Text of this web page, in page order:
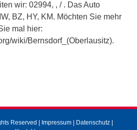
wir: 02994, , / . Das Auto
BZ, HY, KM. Möchten Sie mehr
mal hier:
wiki/Bernsdorf_(Oberlausitz).
Reserved | Impressum Datenschutz